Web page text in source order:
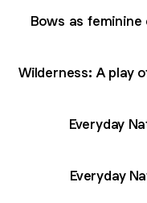
Bows as
Wilderness: A play
Everyday
Everyday